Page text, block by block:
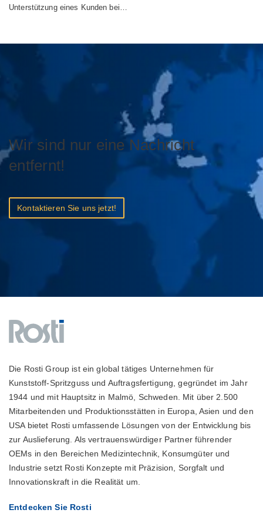
Unterstützung eines Kunden bei…
Wir sind nur eine Nachricht
entfernt!
Kontaktieren Sie uns jetzt!
Die Rosti Group ist ein global tätiges Unternehmen für
Kunststoff-Spritzguss und Auftragsfertigung, gegründet im Jahr
1944 und mit Hauptsitz in Malmö, Schweden. Mit über 2.500
Mitarbeitenden und Produktionsstätten in Europa, Asien und den
USA bietet Rosti umfassende Lösungen von der Entwicklung bis
zur Auslieferung. Als vertrauenswürdiger Partner führender
OEMs in den Bereichen Medizintechnik, Konsumgüter und
Industrie setzt Rosti Konzepte mit Präzision, Sorgfalt und
Innovationskraft in die Realität um.
Entdecken Sie Rosti